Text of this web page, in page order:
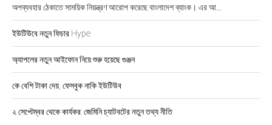
অপব্যবহার ঠেকাতে সাময়িক নিয়ন্ত্রণ আরোপ করেছে বাংলাদেশ ব্যাংক। এর আ...
ইউটিউবে নতুন ফিচার Hype
অ্যাপলের নতুন আইফোন নিয়ে শুরু হয়েছে গুঞ্জন
কে বেশি টাকা দেয়, ফেসবুক নাকি ইউটিউব
২ সেপ্টেম্বর থেকে কার্যকর: জেমিনি চ্যাটবটের নতুন তথ্য নীতি